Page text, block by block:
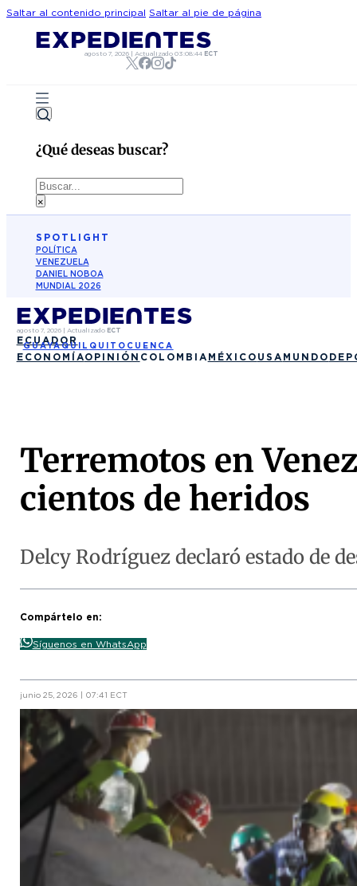
Saltar al contenido principal Saltar al pie de página
agosto 7, 2026 |Actualizado03:08:44 ECT
¿Qué deseas buscar?
Buscar
×
SPOTLIGHT
POLÍTICA
VENEZUELA
DANIEL NOBOA
MUNDIAL 2026
agosto 7, 2026| Actualizado ECT
ECUADOR
GUAYAQUIL QUITO CUENCA
ECONOMÍAOPINIÓN COLOMBIA MÉXICO USA MUNDO
Terremotos en
cientos de heridos
Delcy Rodríguez declaró estado de
Compártelo en:
Síguenos en WhatsApp
junio 25, 2026 | 07:41 ECT